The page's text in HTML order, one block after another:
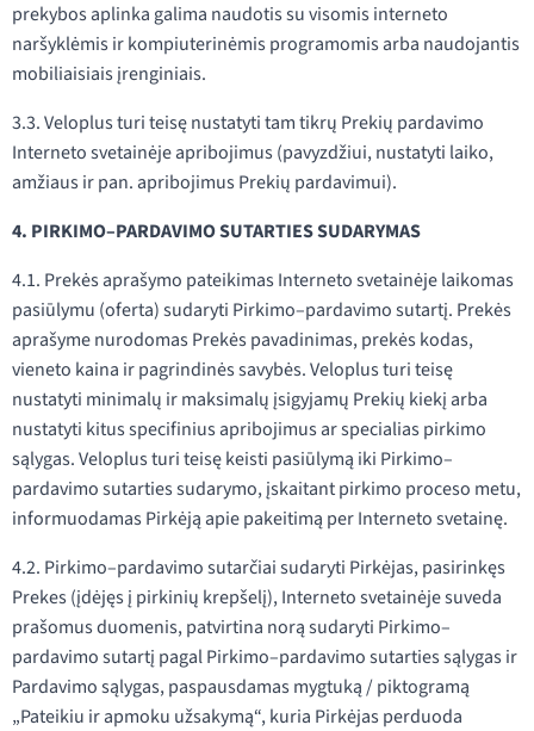
prekybos aplinka galima naudotis su visomis interneto
naršyklėmis ir kompiuterinėmis programomis arba naudojantis
mobiliaisiais įrenginiais.
3.3. Veloplus turi teisę nustatyti tam tikrų Prekių pardavimo
Interneto svetainėje apribojimus (pavyzdžiui, nustatyti laiko,
amžiaus ir pan. apribojimus Prekių pardavimui).
4. PIRKIMO–PARDAVIMO SUTARTIES SUDARYMAS
4.1. Prekės aprašymo pateikimas Interneto svetainėje laikomas
pasiūlymu (oferta) sudaryti Pirkimo–pardavimo sutartį. Prekės
aprašyme nurodomas Prekės pavadinimas, prekės kodas,
vieneto kaina ir pagrindinės savybės. Veloplus turi teisę
nustatyti minimalų ir maksimalų įsigyjamų Prekių kiekį arba
nustatyti kitus specifinius apribojimus ar specialias pirkimo
sąlygas. Veloplus turi teisę keisti pasiūlymą iki Pirkimo–
pardavimo sutarties sudarymo, įskaitant pirkimo proceso metu,
informuodamas Pirkėją apie pakeitimą per Interneto svetainę.
4.2. Pirkimo–pardavimo sutarčiai sudaryti Pirkėjas, pasirinkęs
Prekes (įdėjęs į pirkinių krepšelį), Interneto svetainėje suveda
prašomus duomenis, patvirtina norą sudaryti Pirkimo–
pardavimo sutartį pagal Pirkimo–pardavimo sutarties sąlygas ir
Pardavimo sąlygas, paspausdamas mygtuką / piktogramą
„Pateikiu ir apmoku užsakymą“, kuria Pirkėjas perduoda